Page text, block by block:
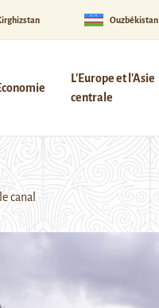
Ouzbékistan
L'Europe et l'Asie
centrale
canal